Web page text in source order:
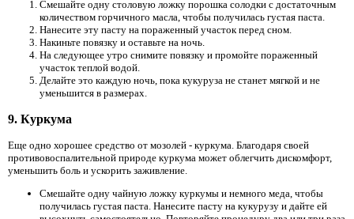
Смешайте одну столовую ложку порошка солодки с достаточным
количеством горчичного масла, чтобы получилась густая паста.
Нанесите эту пасту на пораженный участок перед сном.
Накиньте повязку и оставьте на ночь.
На следующее утро снимите повязку и промойте пораженный
участок теплой водой.
Делайте это каждую ночь, пока кукуруза не станет мягкой и не
уменьшится в размерах.
9. Куркума
Еще одно хорошее средство от мозолей - куркума. Благодаря своей
противовоспалительной природе куркума может облегчить дискомфорт,
уменьшить боль и ускорить заживление.
Смешайте одну чайную ложку куркумы и немного меда, чтобы
получилась густая паста. Нанесите пасту на кукурузу и дайте ей